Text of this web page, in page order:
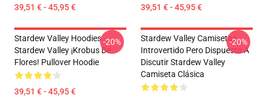
39,51 € - 45,95 € 39,51 € - 45,95 €
Stardew Valley Hoodies -
Stardew Valley ¡Krobus De
Flores! Pullover Hoodie
39,51 € - 45,95 €
-20%
Stardew Valley Camisetas -
Introvertido Pero Dispuesto A
Discutir Stardew Valley
Camiseta Clásica
-20%